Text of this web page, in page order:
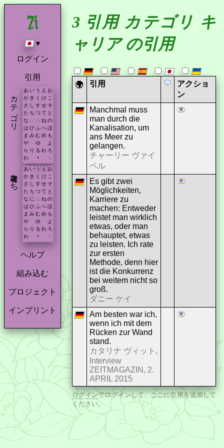
▾
ログイン
引用
カテゴリ あ い う え お
か き く け こ
さ し す せ そ
た ち つ て と
な に ぬ ね の
は ひ ふ へ ほ
ま み む め も
や
ゆ
よ
ら り る れ ろ
わ
* を
著者たち あ い う え お
か き く け こ
さ
し す せ そ
た ち つ て と
な に ぬ ね の
は ひ ふ へ ほ
ま み む め も
や
ゆ
よ
ら り る れ ろ
わ
* を
ヘルプ
組み込む
プロジェクト
インプリント
3 引用 カテゴリ キ
ャリア の引用
🌍 引用
アクショ
ン
Manchmal muss
man durch die
Kanalisation, um
ans Meer zu
gelangen.
チャーリー ヴァイ
ベル
Es gibt zwei
Möglichkeiten,
Karriere zu
machen: Entweder
leistet man wirklich
etwas, oder man
behauptet, etwas
zu leisten. Ich rate
zur ersten
Methode, denn hier
ist die Konkurrenz
bei weitem nicht so
groß.
ダニー ケイ
Am besten war ich,
wenn ich mit dem
Rücken zur Wand
stand.
カタリナ ヴィット,
Interview
ZEITMAGAZIN, 2.
APRIL 2015
ログインでログインして、ここに引用を追加して
ください。